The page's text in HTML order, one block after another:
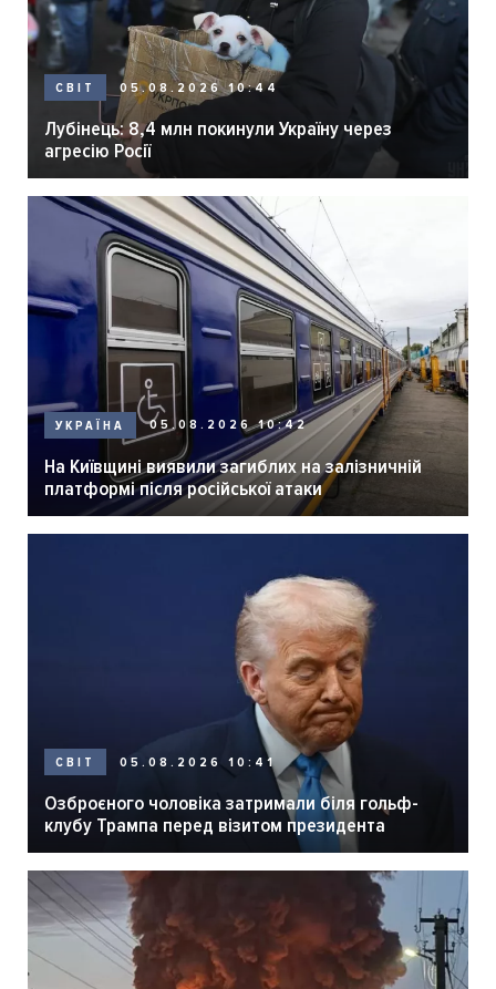
СВІТ 05.08.2026 10:44
Лубінець: 8,4 млн покинули Україну через
агресію Росії
УКРАЇНА 05.08.2026 10:42
На Київщині виявили загиблих на залізничній
платформі після російської атаки
СВІТ 05.08.2026 10:41
Озброєного чоловіка затримали біля гольф-
клубу Трампа перед візитом президента